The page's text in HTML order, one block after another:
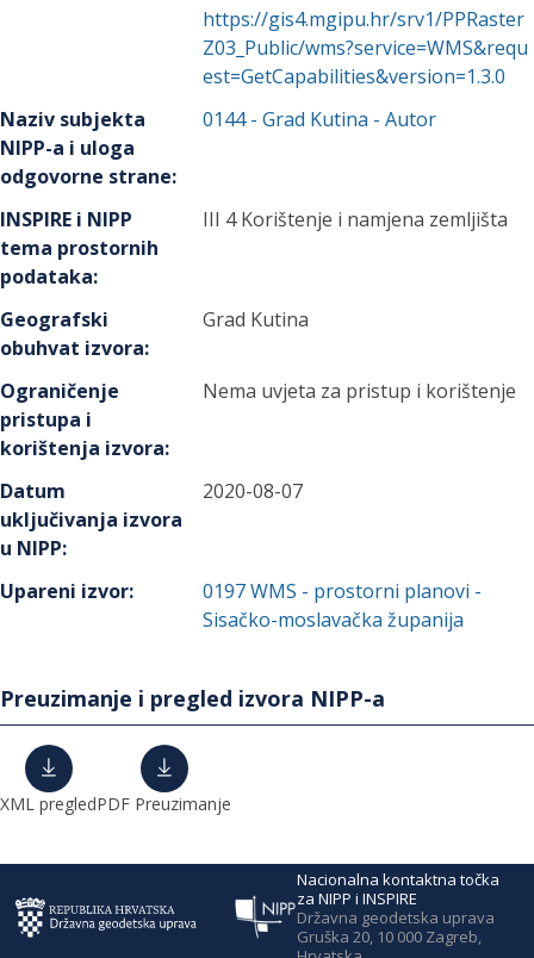
https://gis4.mgipu.hr/srv1/PPRaster
Z03_Public/wms?service=WMS&requ
est=GetCapabilities&version=1.3.0
Naziv subjekta
NIPP-a i uloga
odgovorne strane:
0144-Grad Kutina - Autor
INSPIRE i NIPP
tema prostornih
podataka:
III 4 Korištenje i namjena zemljišta
Geografski
obuhvat izvora:
Grad Kutina
Ograničenje
pristupa i
korištenja izvora:
Nema uvjeta za pristup i korištenje
Datum
uključivanja izvora
u NIPP:
2020-08-07
Upareni izvor: 0197WMS - prostorni planovi -
Sisačko-moslavačka županija
Preuzimanje i pregled izvora NIPP-a
XML pregledPDF Preuzimanje
Nacionalna kontaktna točka
za NIPP i INSPIRE
Državna geodetska uprava
Gruška 20, 10 000 Zagreb,